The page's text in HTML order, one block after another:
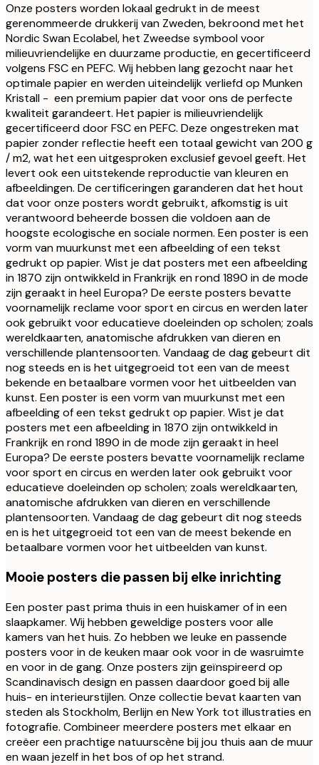
Onze posters worden lokaal gedrukt in de meest
gerenommeerde drukkerij van Zweden, bekroond met het
Nordic Swan Ecolabel, het Zweedse symbool voor
milieuvriendelijke en duurzame productie, en gecertificeerd
volgens FSC en PEFC. Wij hebben lang gezocht naar het
optimale papier en werden uiteindelijk verliefd op Munken
Kristall - een premium papier dat voor ons de perfecte
kwaliteit garandeert. Het papier is milieuvriendelijk
gecertificeerd door FSC en PEFC. Deze ongestreken mat
papier zonder reflectie heeft een totaal gewicht van 200 g
/ m2, wat het een uitgesproken exclusief gevoel geeft. Het
levert ook een uitstekende reproductie van kleuren en
afbeeldingen. De certificeringen garanderen dat het hout
dat voor onze posters wordt gebruikt, afkomstig is uit
verantwoord beheerde bossen die voldoen aan de
hoogste ecologische en sociale normen. Een poster is een
vorm van muurkunst met een afbeelding of een tekst
gedrukt op papier. Wist je dat posters met een afbeelding
in 1870 zijn ontwikkeld in Frankrijk en rond 1890 in de mode
zijn geraakt in heel Europa? De eerste posters bevatte
voornamelijk reclame voor sport en circus en werden later
ook gebruikt voor educatieve doeleinden op scholen; zoals
wereldkaarten, anatomische afdrukken van dieren en
verschillende plantensoorten. Vandaag de dag gebeurt dit
nog steeds en is het uitgegroeid tot een van de meest
bekende en betaalbare vormen voor het uitbeelden van
kunst. Een poster is een vorm van muurkunst met een
afbeelding of een tekst gedrukt op papier. Wist je dat
posters met een afbeelding in 1870 zijn ontwikkeld in
Frankrijk en rond 1890 in de mode zijn geraakt in heel
Europa? De eerste posters bevatte voornamelijk reclame
voor sport en circus en werden later ook gebruikt voor
educatieve doeleinden op scholen; zoals wereldkaarten,
anatomische afdrukken van dieren en verschillende
plantensoorten. Vandaag de dag gebeurt dit nog steeds
en is het uitgegroeid tot een van de meest bekende en
betaalbare vormen voor het uitbeelden van kunst.
Mooie posters die passen bij elke inrichting
Een poster past prima thuis in een huiskamer of in een
slaapkamer. Wij hebben geweldige posters voor alle
kamers van het huis. Zo hebben we leuke en passende
posters voor in de keuken maar ook voor in de wasruimte
en voor in de gang. Onze posters zijn geïnspireerd op
Scandinavisch design en passen daardoor goed bij alle
huis- en interieurstijlen. Onze collectie bevat kaarten van
steden als Stockholm, Berlijn en New York tot illustraties en
fotografie. Combineer meerdere posters met elkaar en
creëer een prachtige natuurscène bij jou thuis aan de muur
en waan jezelf in het bos of op het strand.